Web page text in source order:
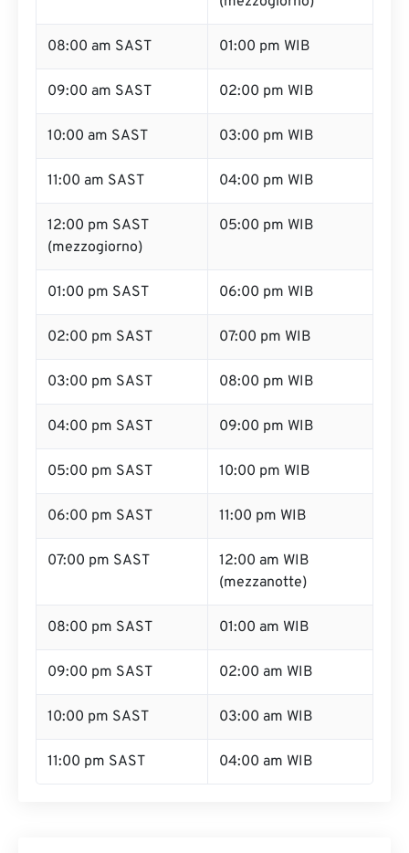
08:00 am SAST 01:00 pm WIB
09:00 am SAST 02:00 pm WIB
10:00 am SAST 03:00 pm WIB
11:00 am SAST 04:00 pm WIB
12:00 pm SAST
(mezzogiorno)
05:00 pm WIB
01:00 pm SAST 06:00 pm WIB
02:00 pm SAST 07:00 pm WIB
03:00 pm SAST 08:00 pm WIB
04:00 pm SAST 09:00 pm WIB
05:00 pm SAST 10:00 pm WIB
06:00 pm SAST 11:00 pm WIB
07:00 pm SAST
12:00 am WIB
(mezzanotte)
08:00 pm SAST 01:00 am WIB
09:00 pm SAST 02:00 am WIB
10:00 pm SAST 03:00 am WIB
11:00 pm SAST 04:00 am WIB